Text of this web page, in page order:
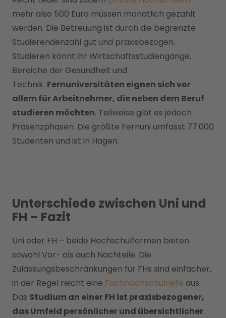
mehr also 500 Euro müssen monatlich gezahlt
werden. Die Betreuung ist durch die begrenzte
Studierendenzahl gut und praxisbezogen.
Studieren könnt ihr Wirtschaftsstudiengänge,
Bereiche der Gesundheit und
Technik. Fernuniversitäten eignen sich vor
allem für Arbeitnehmer, die neben dem Beruf
studieren möchten. Teilweise gibt es jedoch
Präsenzphasen. Die größte Fernuni umfasst 77.000
Studenten und ist in Hagen.
Unterschiede zwischen Uni und
FH – Fazit
Uni oder FH – beide Hochschulformen bieten
sowohl Vor- als auch Nachteile. Die
Zulassungsbeschränkungen für FHs sind einfacher,
in der Regel reicht eine Fachhochschulreife aus.
Das Studium an einer FH ist praxisbezogener,
das Umfeld persönlicher und übersichtlicher.